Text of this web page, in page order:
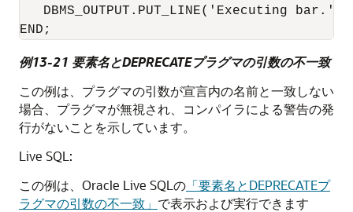
   DBMS_OUTPUT.PUT_LINE('Executing bar.');
例13-21 要素名とDEPRECATEプラグマの引数の不一致
この例は、プラグマの引数が宣言内の名前と一致しない
場合、プラグマが無視され、コンパイラによる警告の発
行がないことを示しています。
Live SQL:
この例は、Oracle Live SQLの 「要素名とDEPRECATEプ
ラグマの引数の不一致」 で表示および実行できます